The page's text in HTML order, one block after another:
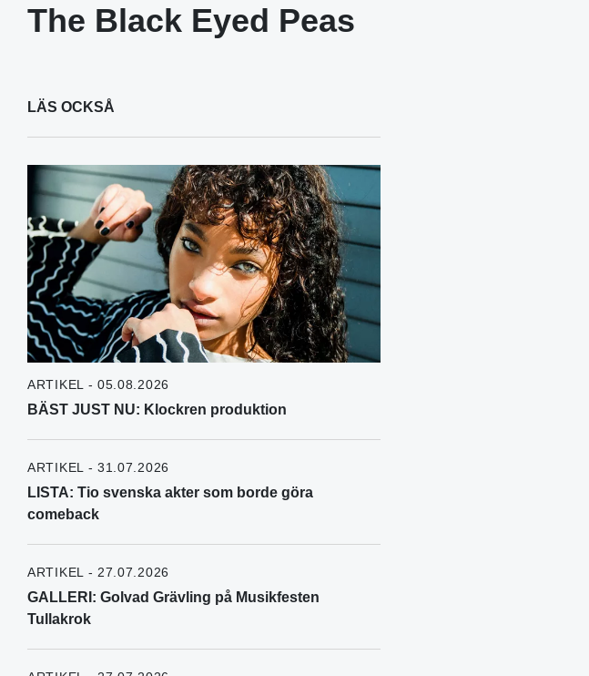
The Black Eyed Peas
LÄS OCKSÅ
ARTIKEL - 05.08.2026
BÄST JUST NU: Klockren produktion
ARTIKEL - 31.07.2026
LISTA: Tio svenska akter som borde göra
comeback
ARTIKEL - 27.07.2026
GALLERI: Golvad Grävling på Musikfesten
Tullakrok